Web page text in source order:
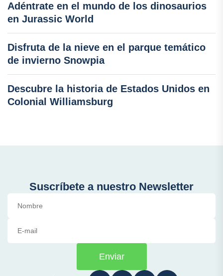
Adéntrate en el mundo de los dinosaurios
en Jurassic World
Disfruta de la nieve en el parque temático
de invierno Snowpia
Descubre la historia de Estados Unidos en
Colonial Williamsburg
Suscríbete a nuestro Newsletter
Enviar